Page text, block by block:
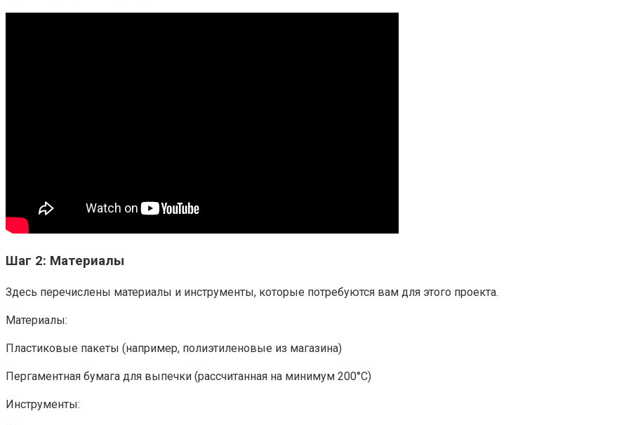
Шаг 2: Материалы
Здесь перечислены материалы и инструменты, которые потребуются вам для этого проекта.
Материалы:
Пластиковые пакеты (например, полиэтиленовые из магазина)
Пергаментная бумага для выпечки (рассчитанная на минимум 200°С)
Инструменты: